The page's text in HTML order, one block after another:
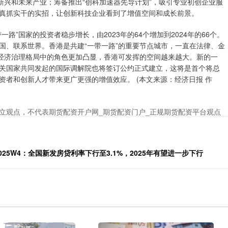
实干的实招，让创新科技企业看到了增值空间和成长前景。
路”国家的投资者稳步增长，由2023年的64个增加到2024年的66个。
联系世界。香港是共建“一带一路”的重要节点城市，一直在法律、金
治理格局中的角色更加凸显，香港可发挥的空间越来越大。新的一
家共同发起的国际调解院也将签订公约正式建立，这将是首个将总
和创新人才带来更广更强的增值效应。 (本文来源：经济日报 作
观点，不代表期货配资开户网_期货配资门户_正规期货配资平台观点
：全国新发房贷利率下行至3.1%，2025年有望进一步下行